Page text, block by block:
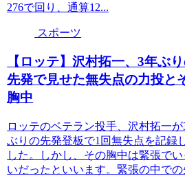
276で回り、通算12...
スポーツ
【ロッテ】沢村拓一、3年ぶ
先発で見せた無失点の力投と
胸中
ロッテのベテラン投手、沢村拓一が
ぶりの先発登板で1回無失点を記録
した。しかし、その胸中は緊張で
いだったといいます。緊張の中での